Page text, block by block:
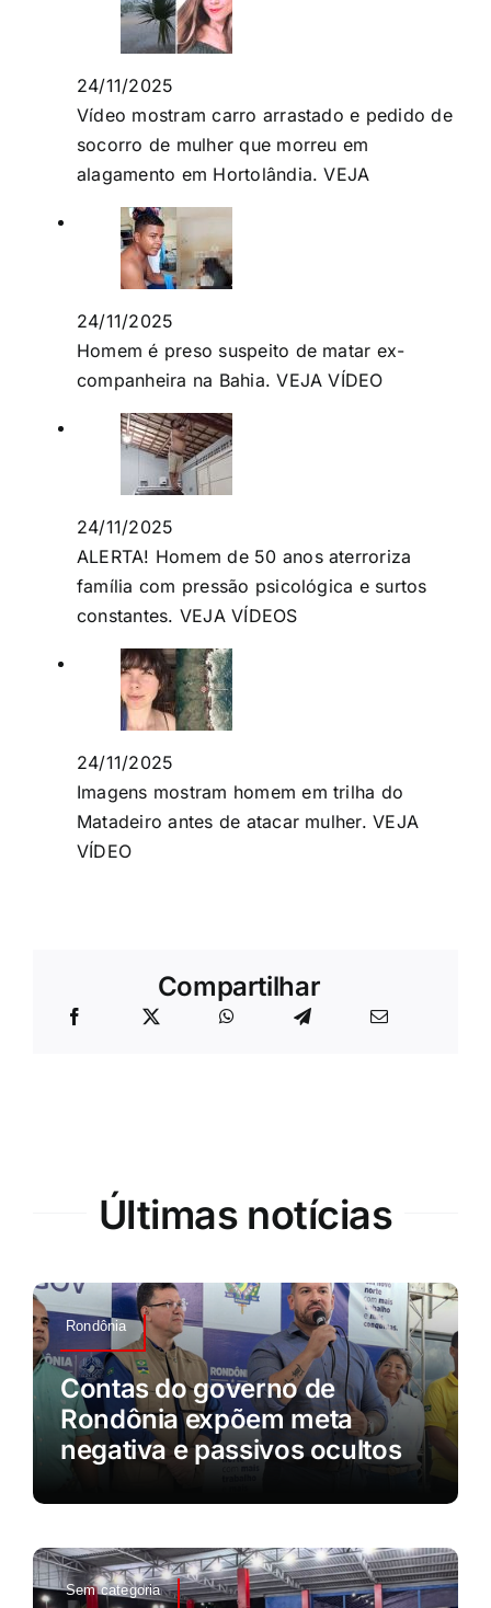
24/11/2025
Vídeo mostram carro arrastado e pedido de
socorro de mulher que morreu em
alagamento em Hortolândia. VEJA
24/11/2025
Homem é preso suspeito de matar ex-
companheira na Bahia. VEJA VÍDEO
24/11/2025
ALERTA! Homem de 50 anos aterroriza
família com pressão psicológica e surtos
constantes. VEJA VÍDEOS
24/11/2025
Imagens mostram homem em trilha do
Matadeiro antes de atacar mulher. VEJA
VÍDEO
Compartilhar
Últimas notícias
Rondônia
Contas do governo de
Rondônia expõem meta
negativa e passivos ocultos
Sem categoria